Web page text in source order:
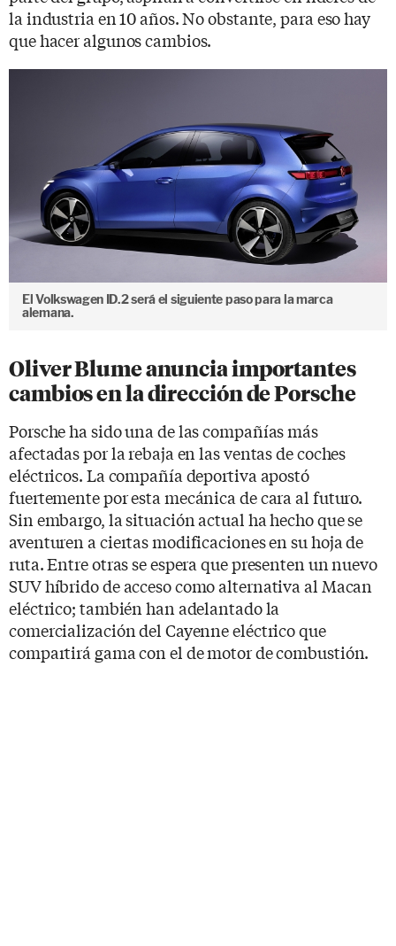
la industria en 10 años. No obstante, para eso hay
que hacer algunos cambios.
El Volkswagen ID.2 será el siguiente paso para la marca
alemana.
Oliver Blume anuncia importantes
cambios en la dirección de Porsche
Porsche ha sido una de las compañías más
afectadas por la rebaja en las ventas de coches
eléctricos. La compañía deportiva apostó
fuertemente por esta mecánica de cara al futuro.
Sin embargo, la situación actual ha hecho que se
aventuren a ciertas modificaciones en su hoja de
ruta. Entre otras se espera que presenten un nuevo
SUV híbrido de acceso como alternativa al Macan
eléctrico; también han adelantado la
comercialización del Cayenne eléctrico que
compartirá gama con el de motor de combustión.